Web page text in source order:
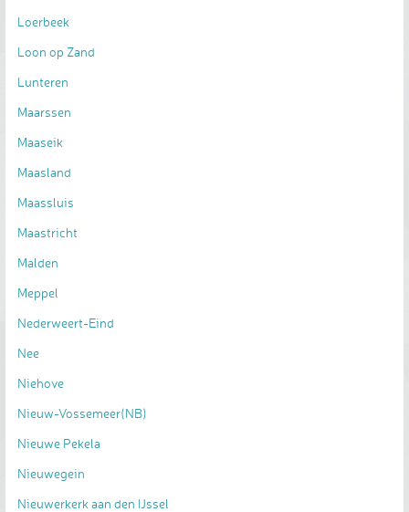
Loerbeek
Loon op Zand
Lunteren
Maarssen
Maaseik
Maasland
Maassluis
Maastricht
Malden
Meppel
Nederweert-Eind
Nee
Niehove
Nieuw-Vossemeer(NB)
Nieuwe Pekela
Nieuwegein
Nieuwerkerk aan den IJssel